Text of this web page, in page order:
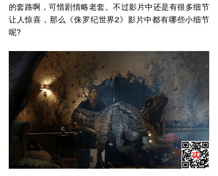
的套路啊，可惜剧情略老套。不过影片中还是有很多细节
让人惊喜，那么《侏罗纪世界2》影片中都有哪些小细节
呢?